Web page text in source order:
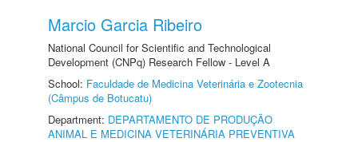
Marcio Garcia Ribeiro
National Council for Scientific and Technological
Development (CNPq) Research Fellow - Level A
School: Faculdade de Medicina Veterinária e Zootecnia
(Câmpus de Botucatu)
Department: DEPARTAMENTO DE PRODUÇÃO
ANIMAL E MEDICINA VETERINÁRIA PREVENTIVA